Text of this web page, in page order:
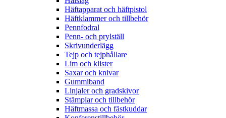
Häftapparat och häftpistol
Häftklammer och tillbehör
Pennfodral
Penn- och prylställ
Skrivunderlägg
Tejp och tejphållare
Lim och klister
Saxar och knivar
Gummiband
Linjaler och gradskivor
Stämplar och tillbehör
Häftmassa och fästkuddar